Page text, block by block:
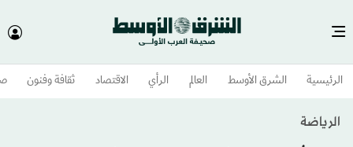
الرئيسية الشرق الأوسط​ العالم الرأي الاقتصاد ثقافة وفنون
الرياضة